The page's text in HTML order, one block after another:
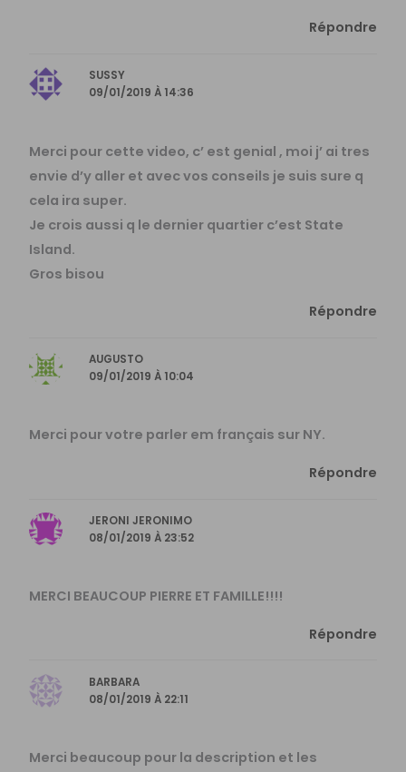
Répondre
SUSSY
09/01/2019 À 14:36
Merci pour cette video, c’ est genial , moi j’ ai tres
envie d’y aller et avec vos conseils je suis sure q
cela ira super.
Je crois aussi q le dernier quartier c’est State
Island.
Gros bisou
Répondre
AUGUSTO
09/01/2019 À 10:04
Merci pour votre parler em français sur NY.
Répondre
JERONI JERONIMO
08/01/2019 À 23:52
MERCI BEAUCOUP PIERRE ET FAMILLE!!!!
Répondre
BARBARA
08/01/2019 À 22:11
Merci beaucoup pour la description et les